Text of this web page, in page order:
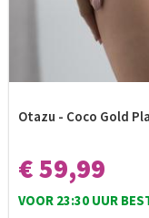
Otazu - Coco Gold
€ 59,99
VOOR 23:30 UUR